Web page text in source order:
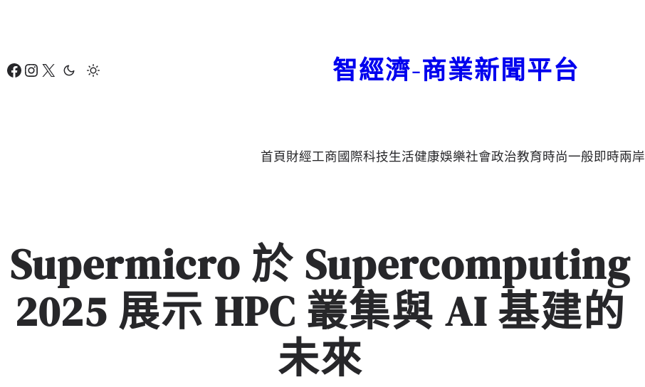
要
Facebook Instagram X 智經濟-商業新聞平台
首頁財經工商國際科技生活健康娛樂社會政治教育時尚一般即時兩岸
Supermicro 於 Supercomputing
2025 展示 HPC 叢集與 AI 基建的
未來